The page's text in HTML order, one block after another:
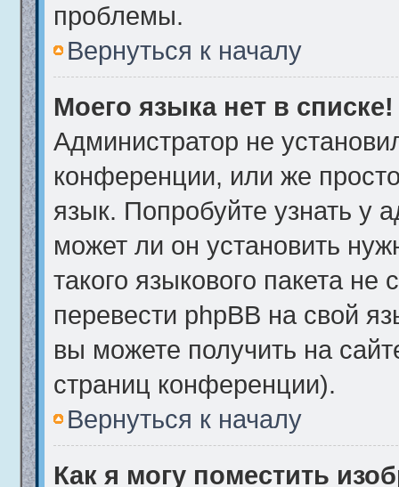
проблемы.
Вернуться к началу
Моего языка нет в списке!
Администратор не
конференции, или же
язык. Попробуйте узнать у
может ли он установить
такого языкового пакета
перевести phpBB на свой
вы можете получить на
страниц конференции).
Вернуться к началу
Как я могу поместить